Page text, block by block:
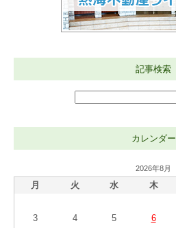
記事検索
カレンダー
2026年8月
月 火 水 木
3
4 5 6